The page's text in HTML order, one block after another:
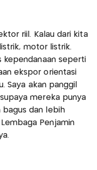
riil. Kalau dari kita
motor listrik.
kependanaan seperti
ekspor orientasi
Saya akan panggil
mereka punya
bagus dan lebih
Penjamin